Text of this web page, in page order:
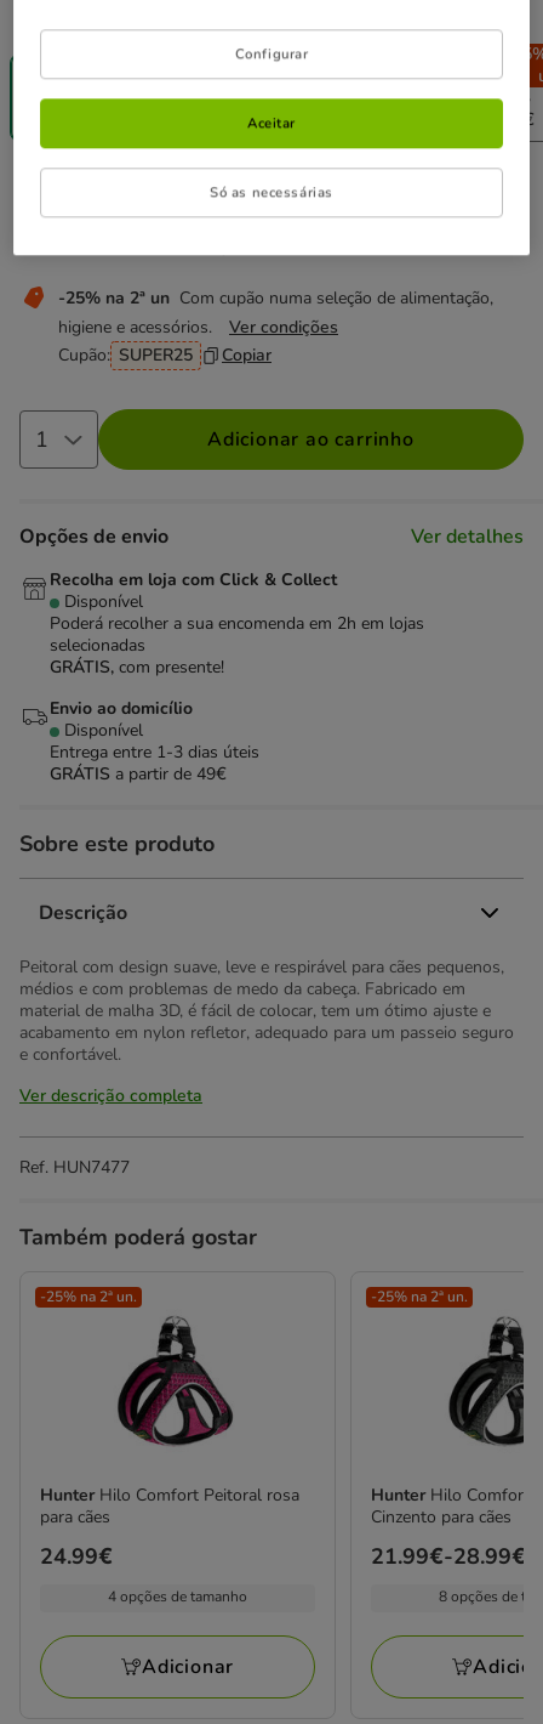
XXS
un.
XXS - XS
-25% na 2ª
un.
XS
un.
XS - S
-
24.99€
-25% na 2ª un Com cupão numa seleção de alimentação,
higiene e acessórios.
Ver condições
Cupão: SUPER25 Copiar
Adicionar ao carrinho
Opções de envio Ver detalhes
Recolha em loja com Click & Collect
Disponível
Poderá recolher a sua encomenda em 2h em lojas
selecionadas
GRÁTIS, com presente!
Envio ao domicílio
Disponível
Entrega entre 1-3 dias úteis
GRÁTIS a partir de 49€
Sobre este produto
Descrição
Peitoral com design suave, leve e respirável para cães pequenos,
médios e com problemas de medo da cabeça. Fabricado em
material de malha 3D, é fácil de colocar, tem um ótimo ajuste e
acabamento em nylon refletor, adequado para um passeio seguro
e confortável.
Ver descrição completa
Ref. HUN7477
Também poderá gostar
-25% na 2ª un.
Hunter Hilo Comfort Peitoral rosa
para cães
Preço
24.99€
4 opções de tamanho
Adicionar
-25% na 2ª un.
Hunter Hilo Comfort
Cinzento para cães
Preço
a
28.99€
21.99€-28.99€
8 opções de
Configurar
Só as necessárias
Aceitar